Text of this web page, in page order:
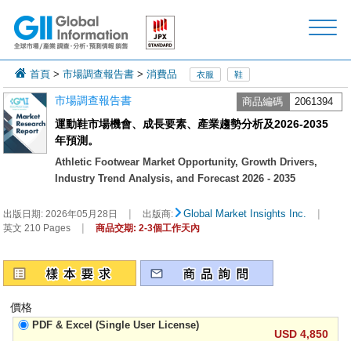
首頁 >市場調查報告書 >消費品 衣服 鞋
市場調查報告書 商品編碼 2061394
運動鞋市場機會、成長要素、產業趨勢分析及2026-2035
年預測。
Athletic Footwear Market Opportunity, Growth Drivers,
Industry Trend Analysis, and Forecast 2026 - 2035
出版日期:2026年05月28日 | 出版商: Global Market Insights Inc. |
英文 210 Pages | 商品交期: 2-3個工作天內
價格
PDF & Excel (Single User License)
USD 4,850